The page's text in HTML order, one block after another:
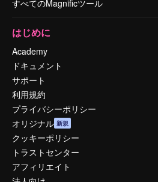
すべてのMagnificツール
はじめに
Academy
ドキュメント
サポート
利用規約
プライバシーポリシー
オリジナル 新規
クッキーポリシー
トラストセンター
アフィリエイト